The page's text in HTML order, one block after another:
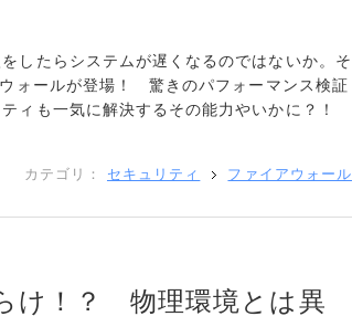
したらシステムが遅くなるのではないか。そ
ォールが登場！ 驚きのパフォーマンス検証
も一気に解決するその能力やいかに？！
カテゴリ： セキュリティ ファイアウォール
け！？ 物理環境とは異